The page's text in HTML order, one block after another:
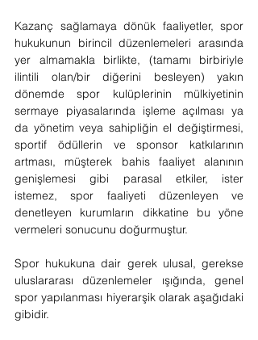
Kazanç sağlamaya dönük faaliyetler, spor
hukukunun birincil düzenlemeleri arasında
yer almamakla birlikte, (tamamı birbiriyle
ilintili olan/bir diğerini besleyen) yakın
dönemde spor kulüplerinin mülkiyetinin
sermaye piyasalarında işleme açılması ya
da yönetim veya sahipliğin el değiştirmesi,
sportif ödüllerin ve sponsor katkılarının
artması, müşterek bahis faaliyet alanının
genişlemesi gibi parasal etkiler, ister
istemez, spor faaliyeti düzenleyen ve
denetleyen kurumların dikkatine bu yöne
vermeleri sonucunu doğurmuştur.
Spor hukukuna dair gerek ulusal, gerekse
uluslararası düzenlemeler ışığında, genel
spor yapılanması hiyerarşik olarak aşağıdaki
gibidir.